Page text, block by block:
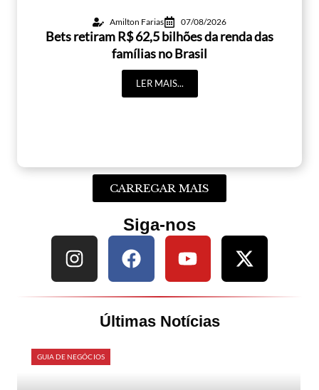
Amilton Farias 07/08/2026
Bets retiram R$ 62,5 bilhões da renda das
famílias no Brasil
LER MAIS...
CARREGAR MAIS
Siga-nos
Últimas Notícias
GUIA DE NEGÓCIOS